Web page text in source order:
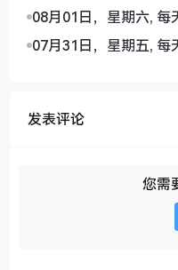
08月01日，星期六, 每
07月31日，星期五, 每
发表评论
您需